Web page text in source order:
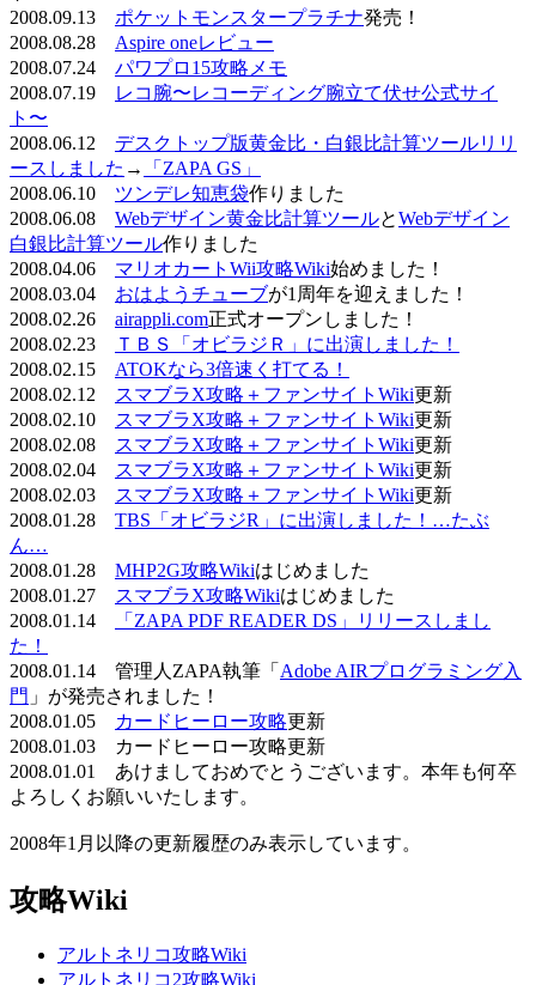
2008.09.13 ポケットモンスタープラチナ発売！
2008.08.28 Aspire oneレビュー
2008.07.24 パワプロ15攻略メモ
2008.07.19
レコ腕〜レコーディング腕立て伏せ公式サイ
ト〜
2008.06.12 デスクトップ版黄金比・白銀比計算ツールリリ
ースしました →
「ZAPA GS」
2008.06.10 ツンデレ知恵袋作りました
2008.06.08 Webデザイン黄金比計算ツールとWebデザイン
白銀比計算ツール作りました
2008.04.06 マリオカートWii攻略Wiki始めました！
2008.03.04 おはようチューブが1周年を迎えました！
2008.02.26 airappli.com正式オープンしました！
2008.02.23
ＴＢＳ「オビラジＲ」に出演しました！
2008.02.15 ATOKなら3倍速く打てる！
2008.02.12
スマブラX攻略＋ファンサイトWiki更新
2008.02.10
スマブラX攻略＋ファンサイトWiki更新
2008.02.08
スマブラX攻略＋ファンサイトWiki更新
2008.02.04
スマブラX攻略＋ファンサイトWiki更新
2008.02.03
スマブラX攻略＋ファンサイトWiki更新
2008.01.28 TBS「オビラジR」に出演しました！…たぶ
ん…
2008.01.28 MHP2G攻略Wikiはじめました
2008.01.27
スマブラX攻略Wikiはじめました
2008.01.14
「ZAPA PDF READER DS」リリースしまし
た！
2008.01.14 管理人ZAPA執筆「 Adobe AIRプログラミング入
門 」が発売されました！
2008.01.05
カードヒーロー攻略更新
2008.01.03 カードヒーロー攻略更新
2008.01.01 あけましておめでとうございます。本年も何卒
よろしくお願いいたします。
2008年1月以降の更新履歴のみ表示しています。
攻略Wiki
アルトネリコ攻略Wiki
アルトネリコ2攻略Wiki